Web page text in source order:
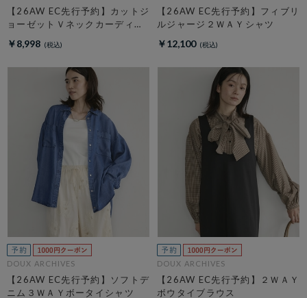
【26AW EC先行予約】カットジ
ョーゼットＶネックカーディガ
￥8,998
【26AW EC先行予約】フィブリ
ルジャージ２ＷＡＹシャツ
￥12,100
DOUX ARCHIVES
【26AW EC先行予約】ソフトデ
ニム３ＷＡＹボータイシャツ
DOUX ARCHIVES
【26AW EC先行予約】２ＷＡＹ
ボウタイブラウス